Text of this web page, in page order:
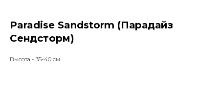
Paradise Sandstorm (Парадайз
Сендсторм)
Высота - 35-40 см